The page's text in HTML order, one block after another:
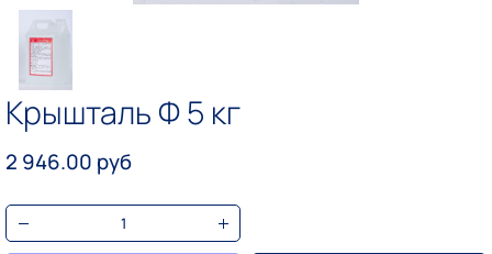
Крышталь Ф 5 кг
2 946.00 руб